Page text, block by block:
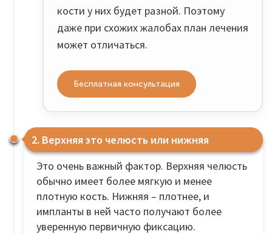
кости у них будет разной. Поэтому
даже при схожих жалобах план лечения
может отличаться.
Бесплатная консультация
2. Верхняя это челюсть или нижняя
Это очень важный фактор. Верхняя челюсть
обычно имеет более мягкую и менее
плотную кость. Нижняя – плотнее, и
импланты в ней часто получают более
уверенную первичную фиксацию.